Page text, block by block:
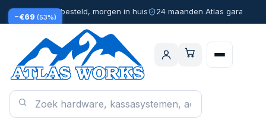
Voor 23:59 besteld, morgen in huis 24 maanden Atlas garantie
−€69 (53%)